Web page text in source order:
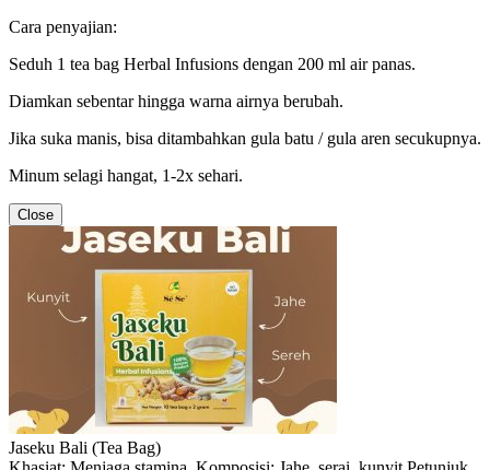
Cara penyajian:
Seduh 1 tea bag Herbal Infusions dengan 200 ml air panas.
Diamkan sebentar hingga warna airnya berubah.
Jika suka manis, bisa ditambahkan gula batu / gula aren secukupnya.
Minum selagi hangat, 1-2x sehari.
Close
Jaseku Bali (Tea Bag)